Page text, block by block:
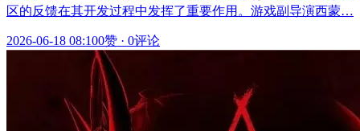
区的反馈在其开发过程中发挥了重要作用。游戏副导演西蒙…
2026-06-18 08:100赞 · 0评论